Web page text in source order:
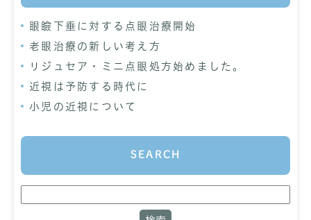
眼瞼下垂に対する点眼治療開始
老眼治療の新しい考え方
リジュセア・ミニ点眼処方始めました。
近視は予防する時代に
小児の近視について
SEARCH